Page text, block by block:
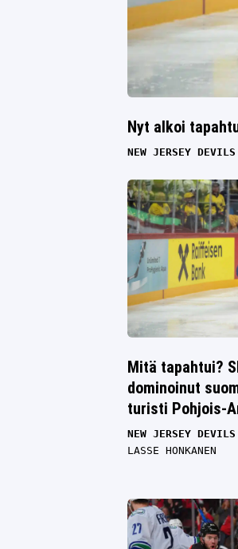
Nyt alkoi
NEW JERSEY DEVILS
Mitä tapahtui?
dominoinut
turisti Pohjois-
NEW JERSEY DEVILS
LASSE HONKANEN